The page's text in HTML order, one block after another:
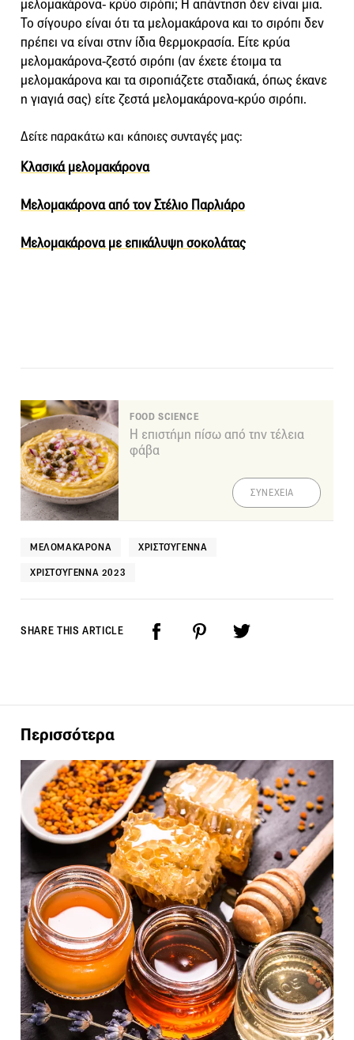
μελομακάρονα- κρύο σιρόπι; Η απάντηση δεν είναι μια.
Το σίγουρο είναι ότι τα μελομακάρονα και το σιρόπι δεν
πρέπει να είναι στην ίδια θερμοκρασία. Είτε κρύα
μελομακάρονα-ζεστό σιρόπι (αν έχετε έτοιμα τα
μελομακάρονα και τα σιροπιάζετε σταδιακά, όπως έκανε
η γιαγιά σας) είτε ζεστά μελομακάρονα-κρύο σιρόπι.
Δείτε παρακάτω και κάποιες συνταγές μας:
Κλασικά μελομακάρονα
Μελομακάρονα από τον Στέλιο Παρλιάρο
Μελοµακάρονα με επικάλυψη σοκολάτας
FOOD SCIENCE
Η επιστήμη πίσω από την τέλεια
φάβα
ΣΥΝΕΧΕΙΑ
ΜΕΛΟΜΑΚΆΡΟΝΑ ΧΡΙΣΤΟΎΓΕΝΝΑ
ΧΡΙΣΤΟΎΓΕΝΝΑ 2023
SHARE THIS ARTICLE
Περισσότερα